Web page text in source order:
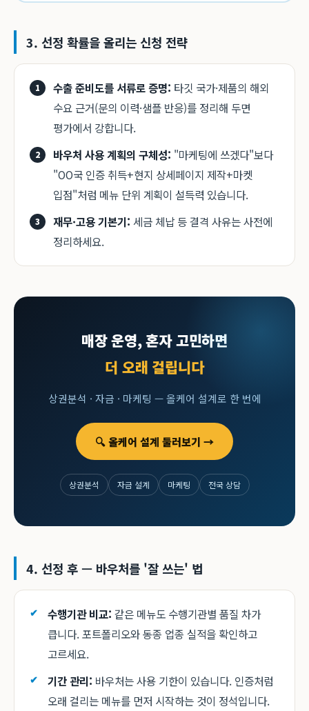
3. 선정 확률을 올리는 신청 전략
수출 준비도를 서류로 증명: 타깃 국가·제품의 해외
수요 근거(문의 이력·샘플 반응)를 정리해 두면
평가에서 강합니다.
바우처 사용 계획의 구체성: "마케팅에 쓰겠다"보다
"OO국 인증 취득+현지 상세페이지 제작+마켓
입점"처럼 메뉴 단위 계획이 설득력 있습니다.
재무·고용 기본기: 세금 체납 등 결격 사유는 사전에
정리하세요.
매장 운영, 혼자 고민하면
더 오래 걸립니다
상권분석 · 자금 · 마케팅 — 올케어 설계로 한 번에
🔍 올케어 설계 둘러보기 →
상권분석 자금 설계 마케팅 전국 상담
4. 선정 후 — 바우처를 '잘 쓰는' 법
수행기관 비교: 같은 메뉴도 수행기관별 품질 차가
큽니다. 포트폴리오와 동종 업종 실적을 확인하고
고르세요.
기간 관리: 바우처는 사용 기한이 있습니다. 인증처럼
오래 걸리는 메뉴를 먼저 시작하는 것이 정석입니다.